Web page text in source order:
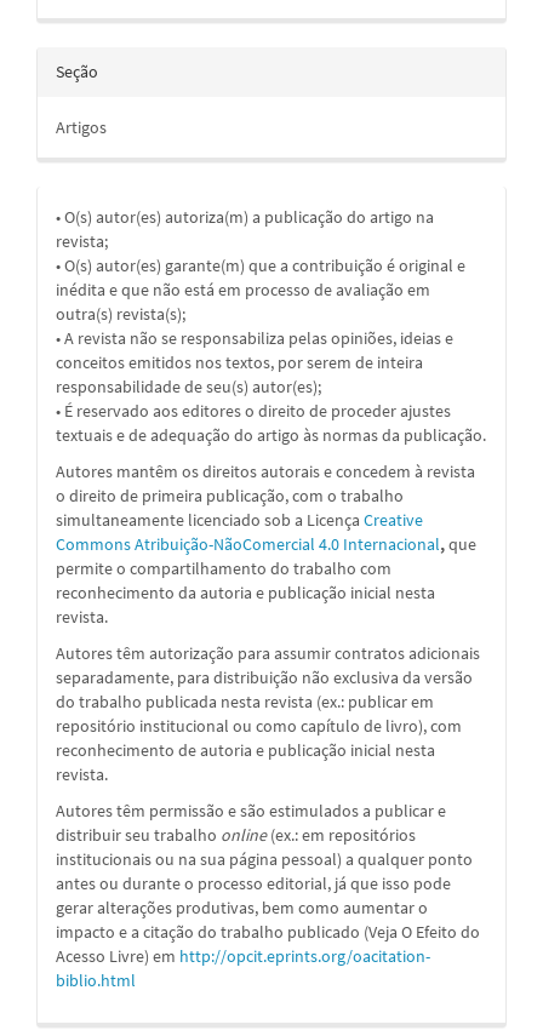
Seção
Artigos
• O(s) autor(es) autoriza(m) a publicação do artigo na
revista;
• O(s) autor(es) garante(m) que a contribuição é original e
inédita e que não está em processo de avaliação em
outra(s) revista(s);
• A revista não se responsabiliza pelas opiniões, ideias e
conceitos emitidos nos textos, por serem de inteira
responsabilidade de seu(s) autor(es);
• É reservado aos editores o direito de proceder ajustes
textuais e de adequação do artigo às normas da publicação.
Autores mantêm os direitos autorais e concedem à revista
o direito de primeira publicação, com o trabalho
simultaneamente licenciado sob a Licença Creative
Commons Atribuição-NãoComercial 4.0 Internacional,que
permite o compartilhamento do trabalho com
reconhecimento da autoria e publicação inicial nesta
revista.
Autores têm autorização para assumir contratos adicionais
separadamente, para distribuição não exclusiva da versão
do trabalho publicada nesta revista (ex.: publicar em
repositório institucional ou como capítulo de livro), com
reconhecimento de autoria e publicação inicial nesta
revista.
Autores têm permissão e são estimulados a publicar e
distribuir seu trabalho online(ex.: em repositórios
institucionais ou na sua página pessoal) a qualquer ponto
antes ou durante o processo editorial, já que isso pode
gerar alterações produtivas, bem como aumentar o
impacto e a citação do trabalho publicado (Veja O Efeito do
Acesso Livre) em http://opcit.eprints.org/oacitation-
biblio.html